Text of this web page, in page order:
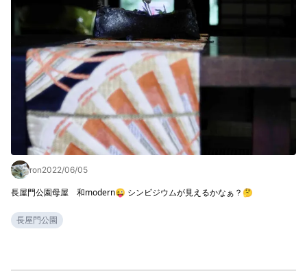
ron2022/06/05
長屋門公園母屋　和modern😜 シンビジウムが見えるかなぁ？🤔
長屋門公園